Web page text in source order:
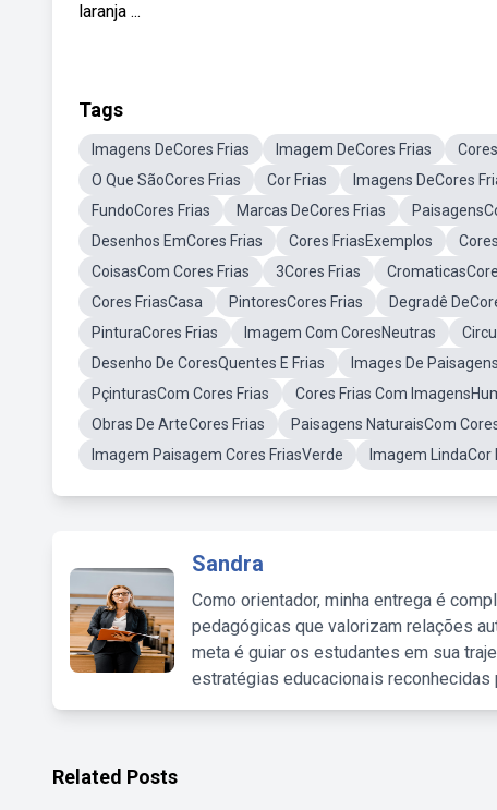
laranja ...
Tags
Imagens DeCores Frias Imagem DeCores Frias
O Que SãoCores Frias
Cor Frias Imagens DeCores
FundoCores Frias
Marcas DeCores Frias
Desenhos EmCores Frias
Cores FriasExemplos
CoisasCom Cores Frias
3Cores Frias
Cores FriasCasa
PintoresCores Frias Degradê
PinturaCores Frias
Imagem Com CoresNeutras
Desenho De CoresQuentes E Frias
Images De
PçinturasCom Cores Frias
Cores Frias Com
Obras De ArteCores Frias
Paisagens NaturaisCom
Imagem Paisagem Cores FriasVerde
Imagem LindaCor
Sandra
Como orientador, minha entrega é
pedagógicas que valorizam relações
meta é guiar os estudantes em sua
estratégias educacionais
Related Posts